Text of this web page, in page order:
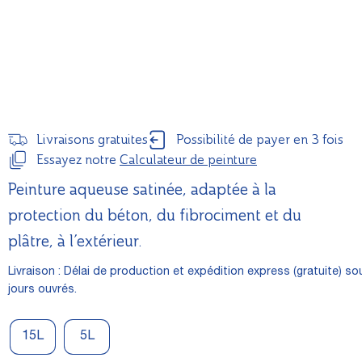
Livraisons gratuites
Possibilité de payer en 3 fois
Essayez notre Calculateur de peinture
Peinture aqueuse satinée, adaptée à la
protection du béton, du fibrociment et du
plâtre, à l’extérieur.
Livraison : Délai de production et expédition express (gratuite)
jours ouvrés.
15L 5L